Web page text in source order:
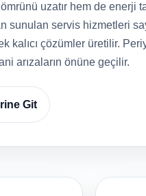
uzatır hem de enerji
sunulan servis hizmetleri
kalıcı çözümler üretilir.
arızaların önüne geçilir.
Git